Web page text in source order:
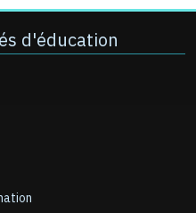
d'éducation